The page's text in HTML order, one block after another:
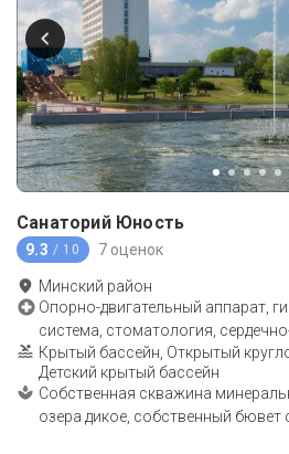
Санаторий Юность
9.3 / 10 7 оценок
Минский район
Опорно-двигательный аппарат,
система, стоматология,
Крытый бассейн, Открытый
Детский крытый бассейн
Собственная скважина
озера дикое, собственный